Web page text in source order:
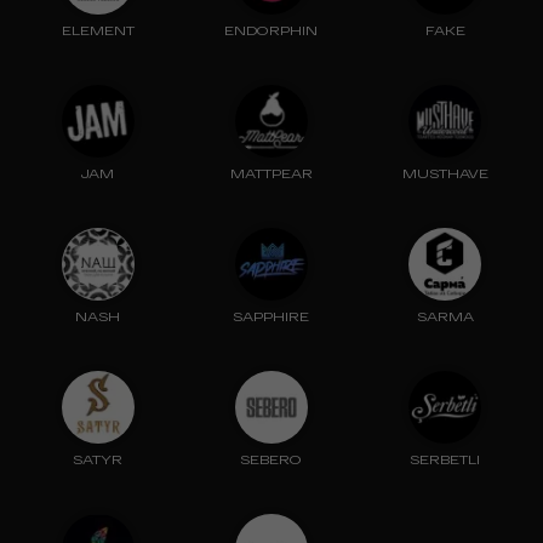
ELEMENT ENDORPHIN FAKE
JAM MATTPEAR MUSTHAVE
NASH SAPPHIRE SARMA
SATYR SEBERO SERBETLI